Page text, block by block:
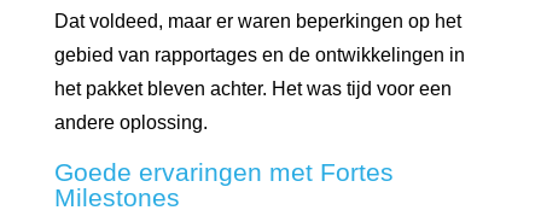
Dat voldeed, maar er waren beperkingen op het
gebied van rapportages en de ontwikkelingen in
het pakket bleven achter. Het was tijd voor een
andere oplossing.
Goede ervaringen met Fortes
Milestones